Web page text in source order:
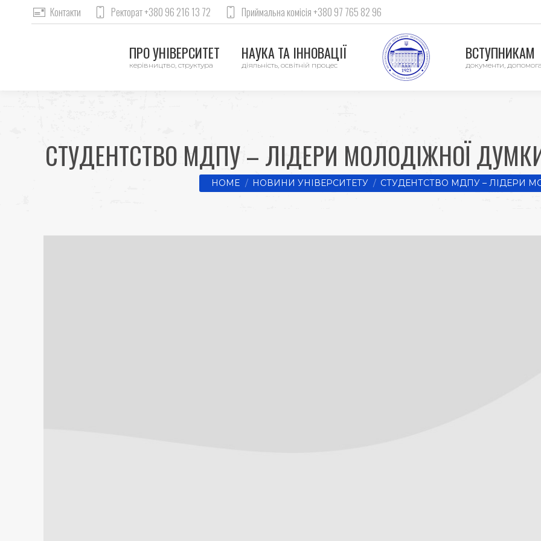
Контакти Ректорат +380 96 216 13 72 Приймальна комісія +380 97 765 82 96
ПРО УНІВЕРСИТЕТ
керівництво, структура
НАУКА ТА ІННОВАЦІЇ
діяльність, освітній процес
ВСТУПНИКАМ
документи,
СТУДЕНТСТВО МДПУ – ЛІДЕРИ МОЛОДІЖНОЇ ДУМКИ
You are here:
HOME НОВИНИ УНІВЕРСИТЕТУ СТУДЕНТСТВО МДПУ – ЛІДЕРИ